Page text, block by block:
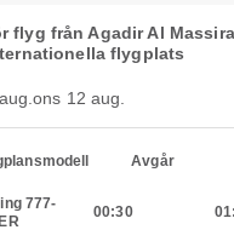
flyg från Agadir Al
flygplats
ons 12 aug.
Avgår
777-
00:30